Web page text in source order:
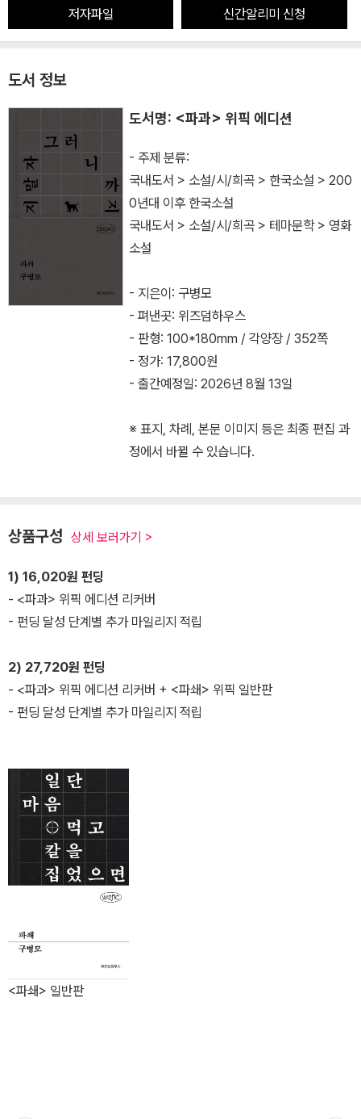
저자파일 신간알리미 신청
도서 정보
도서명: <파과> 위픽 에디션
- 주제 분류:
국내도서 > 소설/시/희곡 > 한국소설 > 200
0년대 이후 한국소설
국내도서 > 소설/시/희곡 > 테마문학 > 영화
소설
- 지은이: 구병모
- 펴낸곳: 위즈덤하우스
- 판형: 100*180mm / 각양장 / 352쪽
- 정가: 17,800원
- 출간예정일: 2026년 8월 13일
※ 표지, 차례, 본문 이미지 등은 최종 편집 과
정에서 바뀔 수 있습니다.
상품구성 상세 보러가기 >
1) 16,020원 펀딩
- <파과> 위픽 에디션 리커버
- 펀딩 달성 단계별 추가 마일리지 적립
2) 27,720원 펀딩
- <파과> 위픽 에디션 리커버 + <파쇄> 위픽 일반판
- 펀딩 달성 단계별 추가 마일리지 적립
<파쇄> 일반판